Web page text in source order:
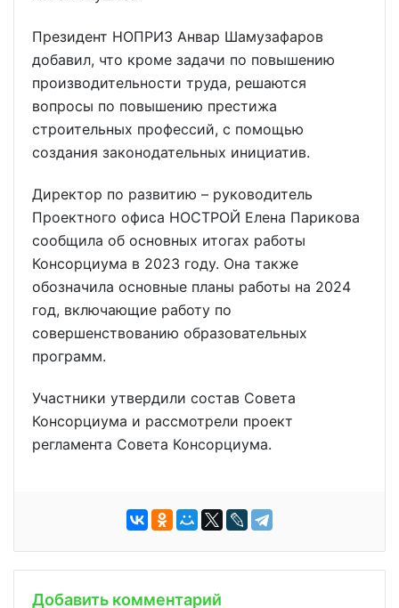
Президент НОПРИЗ Анвар Шамузафаров
добавил, что кроме задачи по повышению
производительности труда, решаются
вопросы по повышению престижа
строительных профессий, с помощью
создания законодательных инициатив.
Директор по развитию – руководитель
Проектного офиса НОСТРОЙ Елена Парикова
сообщила об основных итогах работы
Консорциума в 2023 году. Она также
обозначила основные планы работы на 2024
год, включающие работу по
совершенствованию образовательных
программ.
Участники утвердили состав Совета
Консорциума и рассмотрели проект
регламента Совета Консорциума.
Добавить комментарий